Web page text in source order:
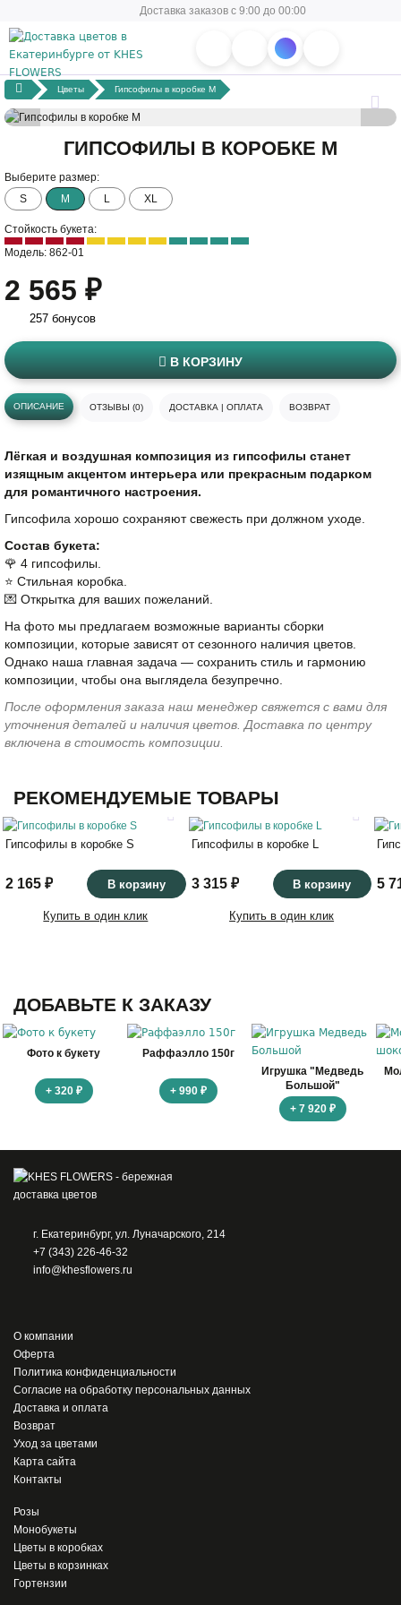
Доставка заказов с 9:00 до 00:00
Цветы Гипсофилы в коробке M
ГИПСОФИЛЫ В КОРОБКЕ M
Выберите размер:
S
M L XL
Стойкость букета:
Модель: 862-01
2 565 ₽
257 бонусов
В КОРЗИНУ
ОПИСАНИЕ ОТЗЫВЫ (0) ДОСТАВКА | ОПЛАТА ВОЗВРАТ
Лёгкая и воздушная композиция из гипсофилы станет
изящным акцентом интерьера или прекрасным подарком
для романтичного настроения.
Гипсофила хорошо сохраняют свежесть при должном уходе.
Состав букета:
🌹 4 гипсофилы.
⭐️ Стильная коробка.
💌 Открытка для ваших пожеланий.
На фото мы предлагаем возможные варианты сборки
композиции, которые зависят от сезонного наличия цветов.
Однако наша главная задача — сохранить стиль и гармонию
композиции, чтобы она выглядела безупречно.
После оформления заказа наш менеджер свяжется с вами для
уточнения деталей и наличия цветов. Доставка по центру
включена в стоимость композиции.
РЕКОМЕНДУЕМЫЕ ТОВАРЫ
Гипсофилы в коробке S
2 165 ₽ В корзину
Купить в один клик
Гипсофилы в коробке L
3 315 ₽ В корзину
Купить в один клик
5
ДОБАВЬТЕ К ЗАКАЗУ
Фото к букету
+ 320 ₽
Раффаэлло 150г
+ 990 ₽
Игрушка "Медведь
Большой"
+ 7 920 ₽
г. Екатеринбург, ул. Луначарского, 214
+7 (343) 226-46-32
info@khesflowers.ru
О компании
Оферта
Политика конфиденциальности
Согласие на обработку персональных данных
Доставка и оплата
Возврат
Уход за цветами
Карта сайта
Контакты
Розы
Монобукеты
Цветы в коробках
Цветы в корзинках
Гортензии